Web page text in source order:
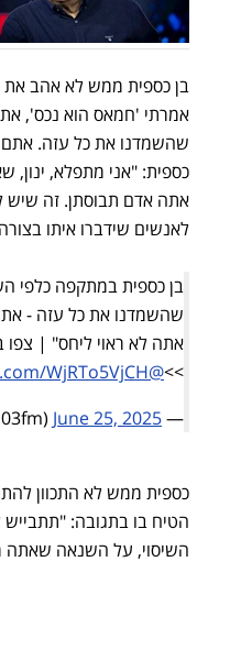
בן כספית ממש לא אהב את
אמרתי 'חמאס הוא נכס',
שהשמדנו את כל עזה. אתם
כספית: "אני מתפלא,
אתה אדם תבוסתן. זה שיש
לאנשים שידברו איתו
בן כספית במתקפה כלפי
שהשמדנו את כל עזה -
אתה לא ראוי ליחס" | צפו
>>
@bezalelsm
WjRTo5VjCH
— 103FM (@radio103fm)
June 25, 2025
כספית ממש לא התכוון
הטיח בו בתגובה:
השיסוי, על השנאה שאתה